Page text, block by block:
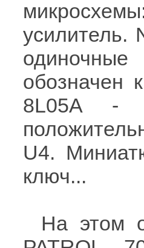
усилитель.
обозначен
8L05A -
U4.
ключ...
На этом